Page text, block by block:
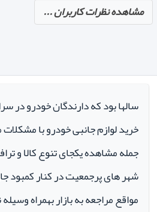
مشاهده نظرات کاربران ...
سالها بود که دارندگان خودرو در
خرید لوازم جانبی خودرو با
جمله مشاهده یکجای تنوع کالا و
شهر های پرجمعیت در کنار کمبود
مواقع مراجعه به بازار بهمراه